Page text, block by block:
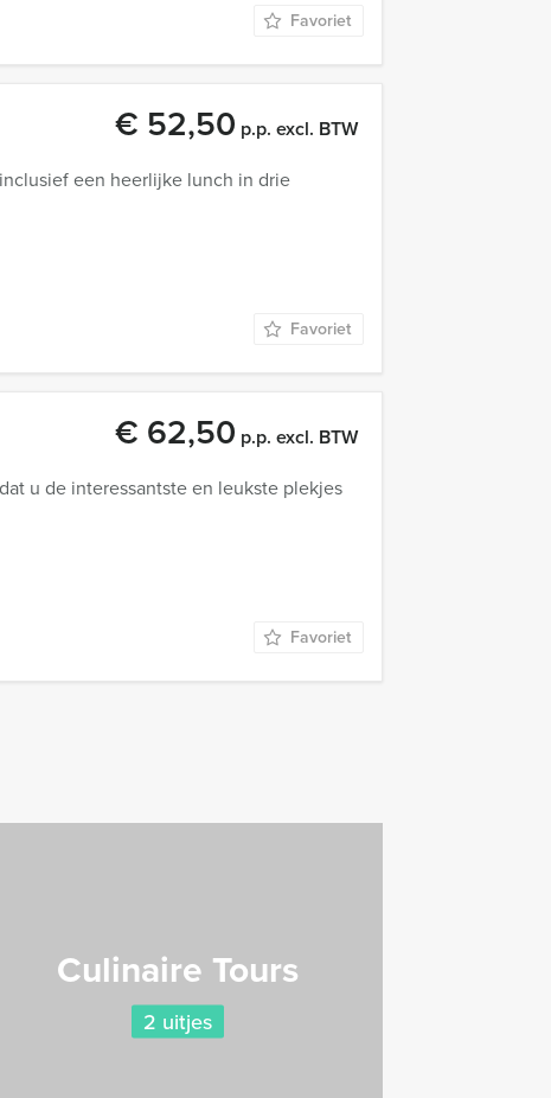
Favoriet
€ 52,50 p.p. excl. BTW
een heerlijke lunch in drie
Favoriet
€ 62,50 p.p. excl. BTW
u de interessantste en leukste plekjes
Favoriet
Culinaire Tours
2 uitjes